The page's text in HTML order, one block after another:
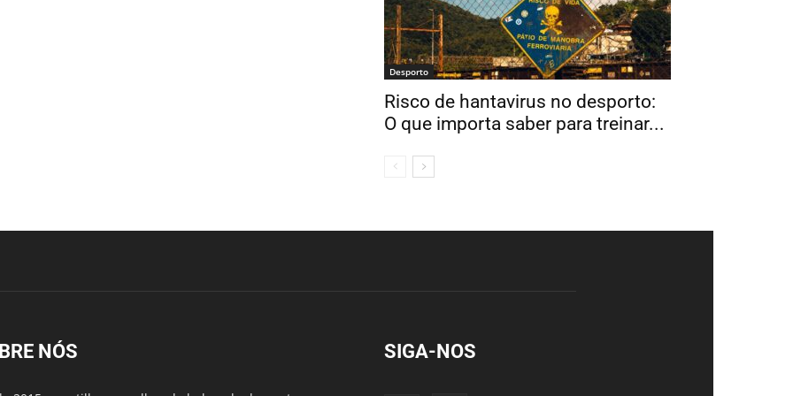
Desporto
Risco de hantavirus no desporto:
O que importa saber para treinar...
NÓS SIGA-NOS